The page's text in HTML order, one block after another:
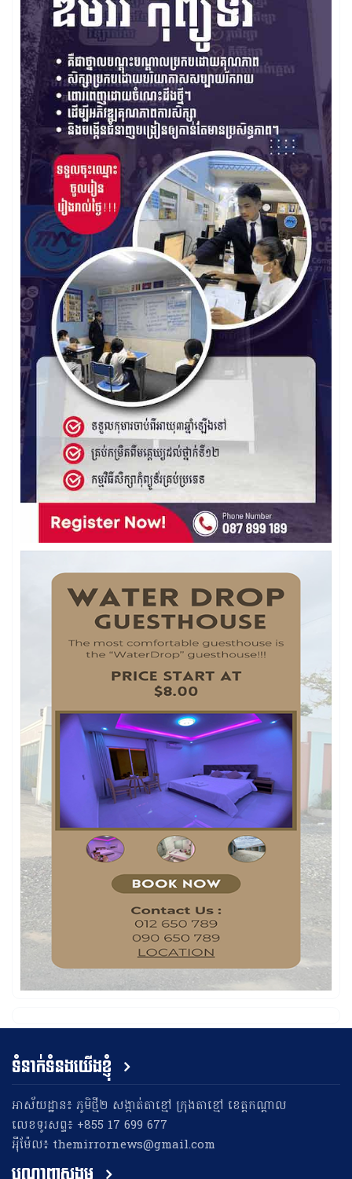
ទំនាក់ទំនងយើងខ្ញុំ
អាស័យដ្ឋាន៖ ភូមិថ្មី២ សង្កាត់តាខ្មៅ ក្រុងតាខ្មៅ ខេត្តកណ្តាល
លេខទូរសព្ទ៖ +855 17 699 677
អុីម៉ែល៖ themirrornews@gmail.com